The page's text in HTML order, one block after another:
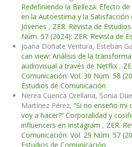
Redefiniendo la Belleza: Efecto
en la Autoestima y la
Jóvenes , ZER. Revista de
Núm. 57 (2024): ZER. Revista de
Joana Doñate Ventura, Esteban
can view: Análisis de la
audiovisual a través de Netflix ,
Comunicación: Vol. 30 Núm. 58
Estudios de Comunicación
Nerea Cuenca Orellana, Sonia
Martínez Pérez, “Si no enseño mi
voy a hacer?” Corporalidad y
influencers en Instagram , ZER.
Comunicación: Vol. 29 Núm. 57
Estudios de Comunicación